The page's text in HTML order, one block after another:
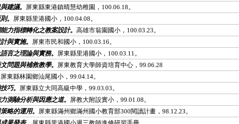
建議。 屏東縣東港鎮晴慧幼稚園，100.06.18。
。 屏東縣里港國小，100.04.08。
力指標轉化之教案設計。 高雄市翁園國小，100.03.23。
與實施。 屏東市民和國小，100.03.16。
言之理論與實務。 屏東縣里港國小，100.03.11。
問題與補救教學。 屏東教育大學師資培育中心，99.06.28
屏東縣林園鄉汕尾國小，99.04.14。
巧。 屏東縣立大同高級中學，99.03.03。
測驗分析與因應之道。 屏教大附設實小，99.01.08。
略的運用。 屏東縣滿州鄉滿州國小教育部300閱讀計畫，98.12.23。